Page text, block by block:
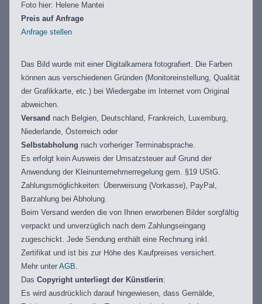
Foto hier: Helene Mantei
Preis auf Anfrage
Anfrage stellen
Das Bild wurde mit einer Digitalkamera fotografiert. Die Farben
können aus verschiedenen Gründen (Monitoreinstellung, Qualität
der Grafikkarte, etc.) bei Wiedergabe im Internet vom Original
abweichen.
Versand nach Belgien, Deutschland, Frankreich, Luxemburg,
Niederlande, Österreich oder
Selbstabholung nach vorheriger Terminabsprache.
Es erfolgt kein Ausweis der Umsatzsteuer auf Grund der
Anwendung der Kleinunternehmerregelung gem. §19 UStG.
Zahlungsmöglichkeiten: Überweisung (Vorkasse), PayPal,
Barzahlung bei Abholung.
Beim Versand werden die von Ihnen erworbenen Bilder sorgfältig
verpackt und unverzüglich nach dem Zahlungseingang
zugeschickt. Jede Sendung enthält eine Rechnung inkl.
Zertifikat und ist bis zur Höhe des Kaufpreises versichert.
Mehr unter AGB.
Das Copyright unterliegt der Künstlerin:
Es wird ausdrücklich darauf hingewiesen, dass Gemälde,